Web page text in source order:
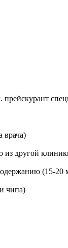
врача)
из другой
(15-20
чипа)